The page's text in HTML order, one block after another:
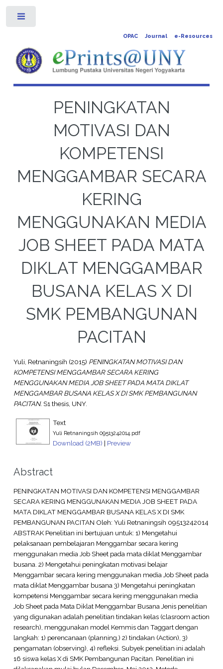
OPAC Journal e-Resources
PENINGKATAN
MOTIVASI DAN
KOMPETENSI
MENGGAMBAR SECARA
KERING
MENGGUNAKAN MEDIA
JOB SHEET PADA MATA
DIKLAT MENGGAMBAR
BUSANA KELAS X DI
SMK PEMBANGUNAN
PACITAN
Yuli, Retnaningsih (2015) PENINGKATAN MOTIVASI DAN
KOMPETENSI MENGGAMBAR SECARA KERING
MENGGUNAKAN MEDIA JOB SHEET PADA MATA DIKLAT
MENGGAMBAR BUSANA KELAS X DI SMK PEMBANGUNAN
PACITAN. S1 thesis, UNY.
Text
Yuli Retnaningsih 09513242014.pdf
Download (2MB) | Preview
Abstract
PENINGKATAN MOTIVASI DAN KOMPETENSI MENGGAMBAR
SECARA KERING MENGGUNAKAN MEDIA JOB SHEET PADA
MATA DIKLAT MENGGAMBAR BUSANA KELAS X DI SMK
PEMBANGUNAN PACITAN Oleh: Yuli Retnaningsih 09513242014
ABSTRAK Penelitian ini bertujuan untuk: 1) Mengetahui
pelaksanaan pembelajaran Menggambar secara kering
menggunakan media Job Sheet pada mata diklat Menggambar
busana. 2) Mengetahui peningkatan motivasi belajar
Menggambar secara kering menggunakan media Job Sheet pada
mata diklat Menggambar busana 3) Mengetahui peningkatan
kompetensi Menggambar secara kering menggunakan media
Job Sheet pada Mata Diklat Menggambar Busana Jenis penelitian
yang digunakan adalah penelitian tindakan kelas (clasroom action
research), menggunakan model Kemmis dan Taggart dengan
langkah: 1) perencanaan (planning,) 2) tindakan (Action), 3)
pengamatan (observing), 4) refleksi. Subyek penelitian ini adalah
16 siswa kelas X di SMK Pembangunan Pacitan. Penelitian ini